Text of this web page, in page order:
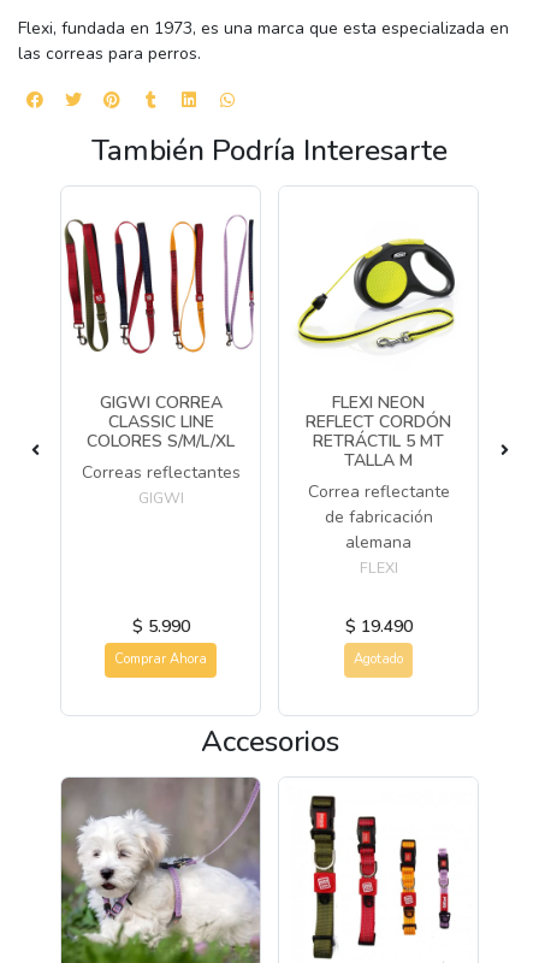
Flexi, fundada en 1973, es una marca que esta especializada en
las correas para perros.
También Podría Interesarte
GIGWI CORREA
CLASSIC LINE
COLORES S/M/L/XL
Correas reflectantes
GIGWI
$ 5.990
Comprar Ahora
FLEXI NEON
REFLECT CORDÓN
RETRÁCTIL 5 MT
TALLA M
Correa reflectante
de fabricación
alemana
FLEXI
$ 19.490
Agotado
Accesorios